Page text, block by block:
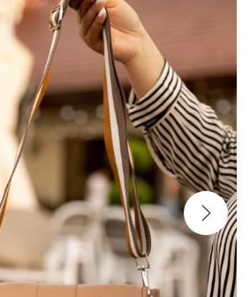
o
n
a
v
i
g
i
n
o
c
o
n
t
e